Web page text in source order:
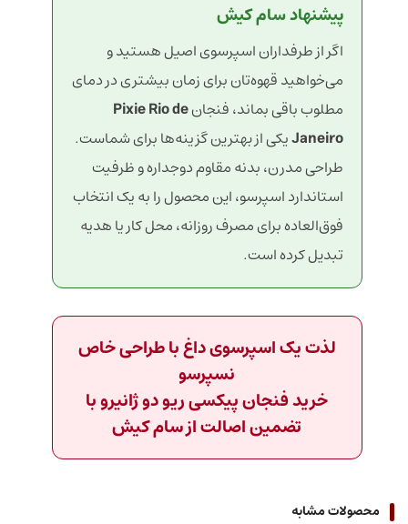
پیشنهاد سام کیش
اگر از طرفداران اسپرسوی اصیل هستید و
می‌خواهید قهوه‌تان برای زمان بیشتری در دمای
مطلوب باقی بماند، فنجانPixie Rio de
Janeiroیکی از بهترین گزینه‌ها برای شماست.
طراحی مدرن، بدنه مقاوم دوجداره و ظرفیت
استاندارد اسپرسو، این محصول را به یک انتخاب
فوق‌العاده برای مصرف روزانه، محل کار یا هدیه
تبدیل کرده است.
لذت یک اسپرسوی داغ با طراحی خاص
نسپرسو
خرید فنجان پیکسی ریو دو ژانیرو با
تضمین اصالت از سام کیش
محصولات مشابه